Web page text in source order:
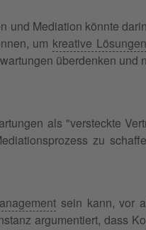
Mediation könnte
um kreative Lösungen
überdenken
als "versteckte
zu
sein kann, vor
argumentiert, dass